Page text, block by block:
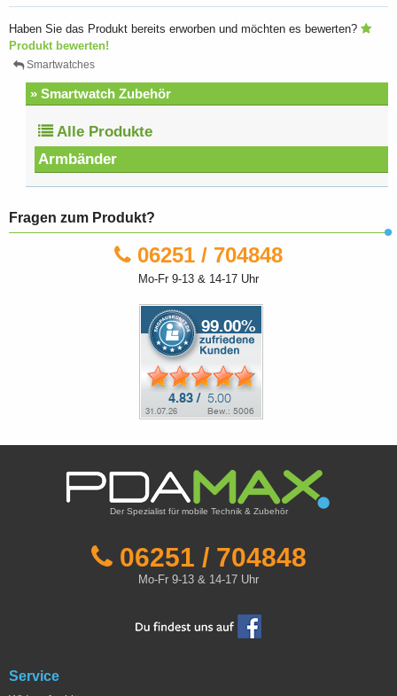
Haben Sie das Produkt bereits erworben und möchten es bewerten?
Produkt bewerten!
Smartwatches
» Smartwatch Zubehör
Alle Produkte
Armbänder
Fragen zum Produkt?
06251 / 704848
Mo-Fr 9-13 & 14-17 Uhr
Der Spezialist für mobile Technik & Zubehör
06251 / 704848
Mo-Fr 9-13 & 14-17 Uhr
Service